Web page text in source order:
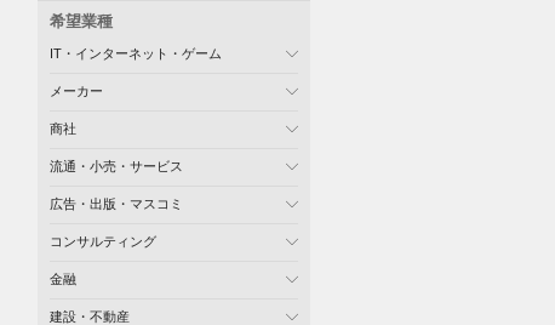
希望業種
IT・インターネット・ゲーム
メーカー
商社
流通・小売・サービス
広告・出版・マスコミ
コンサルティング
金融
建設・不動産